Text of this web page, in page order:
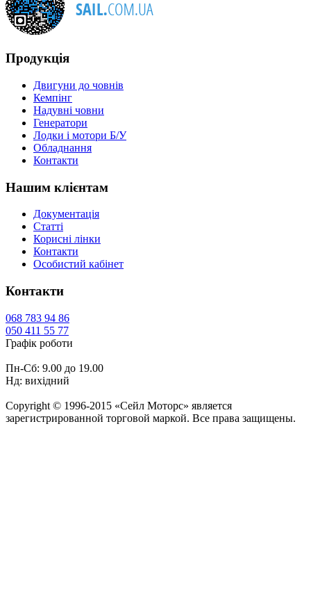
Продукція
Двигуни до човнів
Кемпінг
Надувні човни
Генератори
Лодки і мотори Б/У
Обладнання
Контакти
Нашим клієнтам
Документація
Статті
Корисні лінки
Контакти
Особистий кабінет
Контакти
068 783 94 86
050 411 55 77
Графік роботи
Пн-Сб: 9.00 до 19.00
Нд: вихідний
Copyright © 1996-2015 «Сейл Моторс» является
зарегистрированной торговой маркой. Все права защищены.